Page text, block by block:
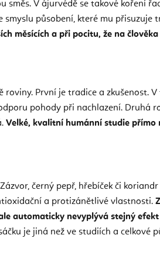
směs. V ájurvédě se takové koření
působení, které mu přisuzuje
měsících a při pocitu, že na člověka
První je tradice a zkušenost. V
pohody při nachlazení. Druhá
Velké, kvalitní humánní studie přímo
černý pepř, hřebíček či
a protizánětlivé vlastnosti.
automaticky nevyplývá stejný
je jiná než ve studiích a celkové